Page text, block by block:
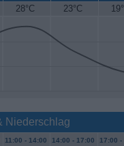
28°C 23°C
Niederschlag
11:00 - 14:00 14:00 - 17:00 17:00 -